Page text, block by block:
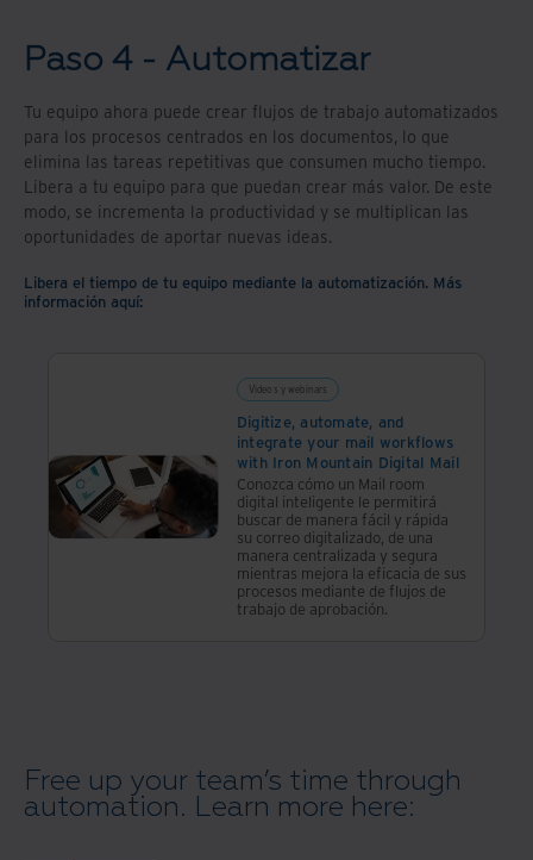
Paso 4 - Automatizar
Tu equipo ahora puede crear flujos de trabajo automatizados
para los procesos centrados en los documentos, lo que
elimina las tareas repetitivas que consumen mucho tiempo.
Libera a tu equipo para que puedan crear más valor. De este
modo, se incrementa la productividad y se multiplican las
oportunidades de aportar nuevas ideas.
Libera el tiempo de tu equipo mediante la automatización. Más
información aquí:
Videos y webinars
Digitize, automate, and
integrate your mail workflows
with Iron Mountain Digital Mail
Conozca cómo un Mail room
digital inteligente le permitirá
buscar de manera fácil y rápida
su correo digitalizado, de una
manera centralizada y segura
mientras mejora la eficacia de sus
procesos mediante de flujos de
trabajo de aprobación.
Free up your team’s time through
automation. Learn more here: